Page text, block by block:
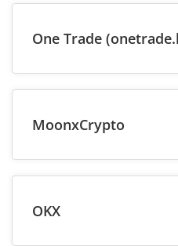
One Trade
MoonxCrypto
OKX